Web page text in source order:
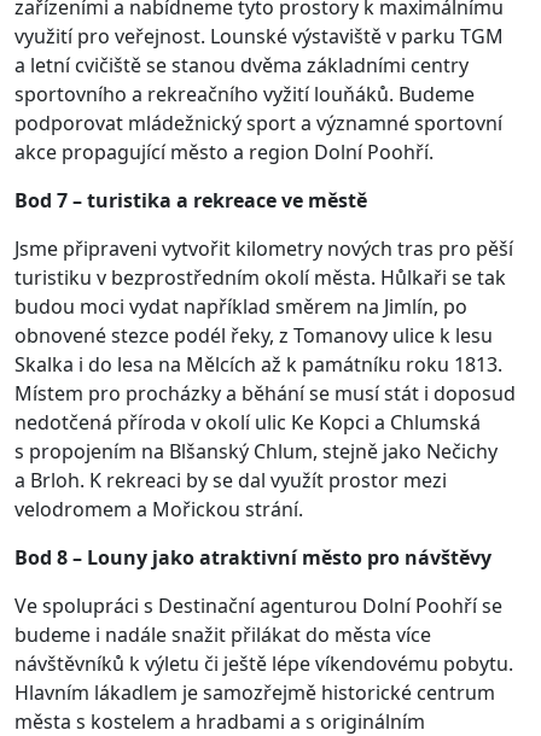
zařízeními a nabídneme tyto prostory k maximálnímu
využití pro veřejnost. Lounské výstaviště v parku TGM
a letní cvičiště se stanou dvěma základními centry
sportovního a rekreačního vyžití louňáků. Budeme
podporovat mládežnický sport a významné sportovní
akce propagující město a region Dolní Poohří.
Bod 7 – turistika a rekreace ve městě
Jsme připraveni vytvořit kilometry nových tras pro pěší
turistiku v bezprostředním okolí města. Hůlkaři se tak
budou moci vydat například směrem na Jimlín, po
obnovené stezce podél řeky, z Tomanovy ulice k lesu
Skalka i do lesa na Mělcích až k památníku roku 1813.
Místem pro procházky a běhání se musí stát i doposud
nedotčená příroda v okolí ulic Ke Kopci a Chlumská
s propojením na Blšanský Chlum, stejně jako Nečichy
a Brloh. K rekreaci by se dal využít prostor mezi
velodromem a Mořickou strání.
Bod 8 – Louny jako atraktivní město pro návštěvy
Ve spolupráci s Destinační agenturou Dolní Poohří se
budeme i nadále snažit přilákat do města více
návštěvníků k výletu či ještě lépe víkendovému pobytu.
Hlavním lákadlem je samozřejmě historické centrum
města s kostelem a hradbami a s originálním